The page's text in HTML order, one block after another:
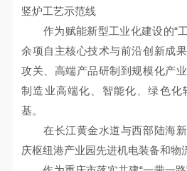
竖炉工艺示范线
作为赋能新型工业化建设的“工
余项自主核心技术与前沿创新成
攻关、高端产品研制到规模化产
制造业高端化、智能化、绿色化
基。
在长江黄金水道与西部陆海新
庆枢纽港产业园先进机电装备和物